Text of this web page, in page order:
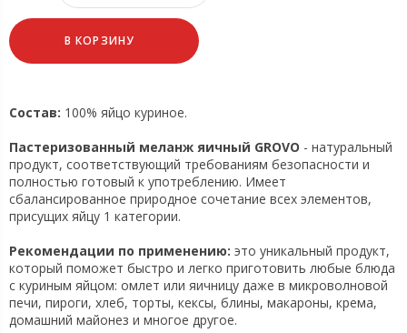
В КОРЗИНУ
Состав: 100% яйцо куриное.
Пастеризованный меланж яичный GROVO - натуральный
продукт, соответствующий требованиям безопасности и
полностью готовый к употреблению. Имеет
сбалансированное природное сочетание всех элементов,
присущих яйцу 1 категории.
Рекомендации по применению: это уникальный продукт,
который поможет быстро и легко приготовить любые блюда
с куриным яйцом: омлет или яичницу даже в микроволновой
печи, пироги, хлеб, торты, кексы, блины, макароны, крема,
домашний майонез и многое другое.